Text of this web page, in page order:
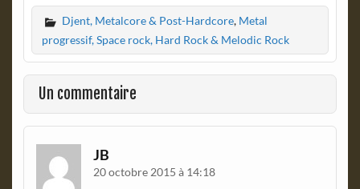
c
e
b
o
o
k
i
n
t
F
r
i
e
Djent, Metalcore & Post-Hardcore, Metal
progressif, Space rock, Hard Rock & Melodic Rock
Un commentaire
JB
20 octobre 2015 à 14:18